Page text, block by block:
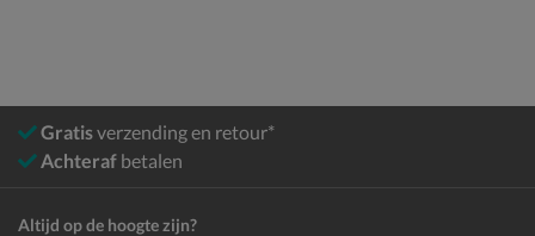
Gratisverzending en retour*
Achteraf betalen
Altijd op de hoogte zijn?